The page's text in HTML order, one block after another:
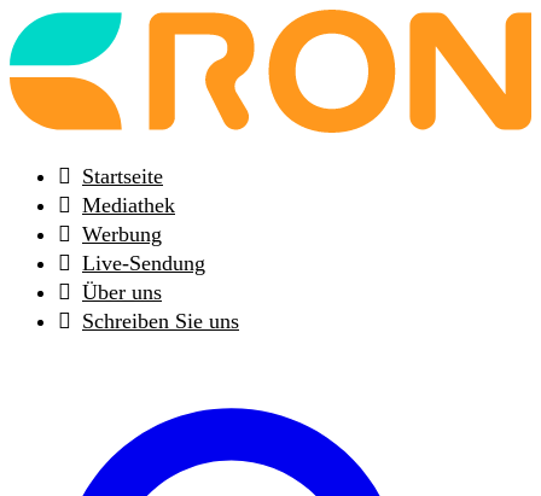
Back
to
frontpage
Startseite
Mediathek
Werbung
Live-Sendung
Über uns
Schreiben Sie uns